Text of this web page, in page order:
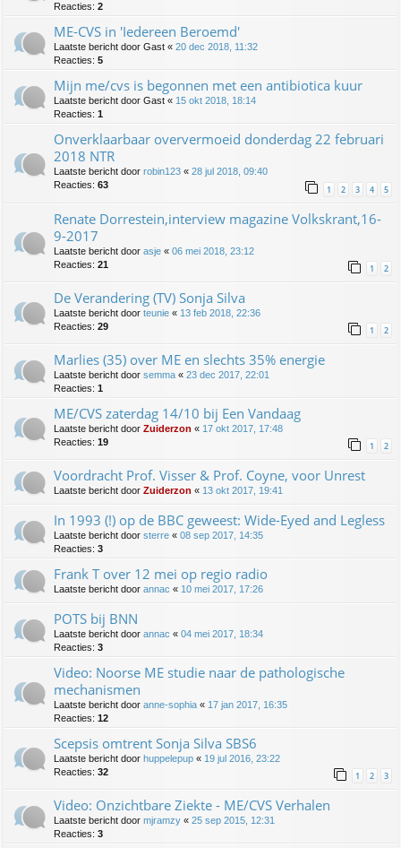
Reacties: 2
ME-CVS in 'Iedereen Beroemd'
Laatste bericht door Gast « 20 dec 2018, 11:32
Reacties: 5
Mijn me/cvs is begonnen met een antibiotica kuur
Laatste bericht door Gast « 15 okt 2018, 18:14
Reacties: 1
Onverklaarbaar oververmoeid donderdag 22 februari
2018 NTR
Laatste bericht door robin123 « 28 jul 2018, 09:40
Reacties: 63 1 2 3 4 5
Renate Dorrestein,interview magazine Volkskrant,16-
9-2017
Laatste bericht door asje « 06 mei 2018, 23:12
Reacties: 21 1 2
De Verandering (TV) Sonja Silva
Laatste bericht door teunie « 13 feb 2018, 22:36
Reacties: 29 1 2
Marlies (35) over ME en slechts 35% energie
Laatste bericht door semma « 23 dec 2017, 22:01
Reacties: 1
ME/CVS zaterdag 14/10 bij Een Vandaag
Laatste bericht door Zuiderzon « 17 okt 2017, 17:48
Reacties: 19 1 2
Voordracht Prof. Visser & Prof. Coyne, voor Unrest
Laatste bericht door Zuiderzon « 13 okt 2017, 19:41
In 1993 (!) op de BBC geweest: Wide-Eyed and Legless
Laatste bericht door sterre « 08 sep 2017, 14:35
Reacties: 3
Frank T over 12 mei op regio radio
Laatste bericht door annac « 10 mei 2017, 17:26
POTS bij BNN
Laatste bericht door annac « 04 mei 2017, 18:34
Reacties: 3
Video: Noorse ME studie naar de pathologische
mechanismen
Laatste bericht door anne-sophia « 17 jan 2017, 16:35
Reacties: 12
Scepsis omtrent Sonja Silva SBS6
Laatste bericht door huppelepup « 19 jul 2016, 23:22
Reacties: 32 1 2 3
Video: Onzichtbare Ziekte - ME/CVS Verhalen
Laatste bericht door mjramzy « 25 sep 2015, 12:31
Reacties: 3